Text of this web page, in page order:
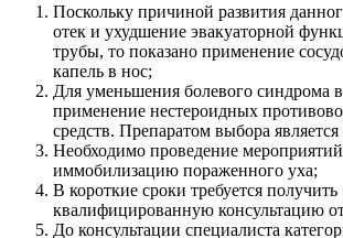
Поскольку причиной развития
отек и ухудшение эвакуаторной
трубы, то показано применение
капель в нос;
Для уменьшения болевого синдрома
применение нестероидных
средств. Препаратом выбора
Необходимо проведение
иммобилизацию пораженного уха;
В короткие сроки требуется получить
квалифицированную консультацию
До консультации специалиста